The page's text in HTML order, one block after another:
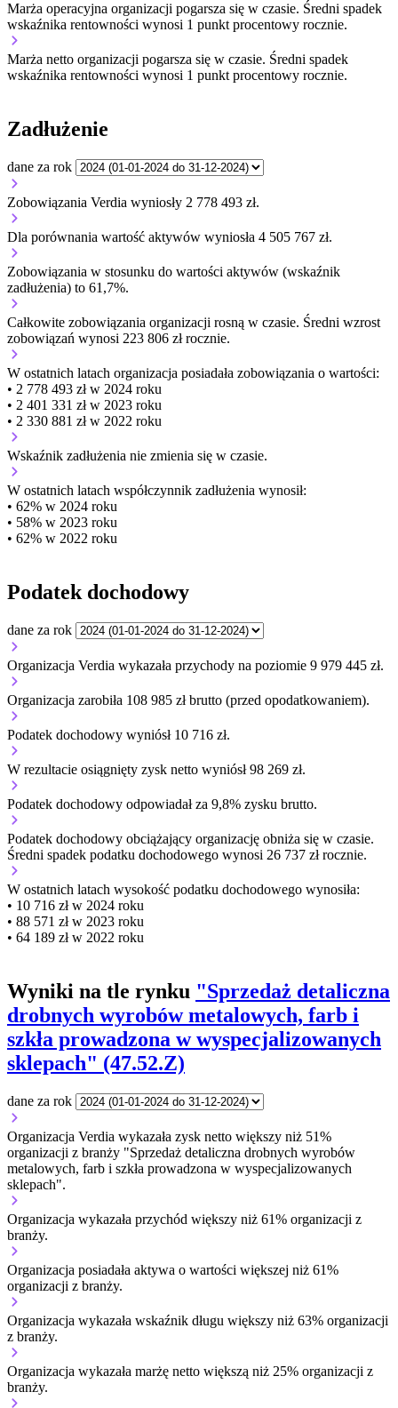
Marża operacyjna organizacji pogarsza się w czasie. Średni spadek
wskaźnika rentowności wynosi 1 punkt procentowy rocznie.
Marża netto organizacji pogarsza się w czasie. Średni spadek
wskaźnika rentowności wynosi 1 punkt procentowy rocznie.
Zadłużenie
dane za rok
Zobowiązania Verdia wyniosły 2 778 493 zł.
Dla porównania wartość aktywów wyniosła 4 505 767 zł.
Zobowiązania w stosunku do wartości aktywów (wskaźnik
zadłużenia) to 61,7%.
Całkowite zobowiązania organizacji rosną w czasie. Średni wzrost
zobowiązań wynosi 223 806 zł rocznie.
W ostatnich latach organizacja posiadała zobowiązania o wartości:
• 2 778 493 zł w 2024 roku
• 2 401 331 zł w 2023 roku
• 2 330 881 zł w 2022 roku
Wskaźnik zadłużenia nie zmienia się w czasie.
W ostatnich latach współczynnik zadłużenia wynosił:
• 62% w 2024 roku
• 58% w 2023 roku
• 62% w 2022 roku
Podatek dochodowy
dane za rok
Organizacja Verdia wykazała przychody na poziomie 9 979 445 zł.
Organizacja zarobiła 108 985 zł brutto (przed opodatkowaniem).
Podatek dochodowy wyniósł 10 716 zł.
W rezultacie osiągnięty zysk netto wyniósł 98 269 zł.
Podatek dochodowy odpowiadał za 9,8% zysku brutto.
Podatek dochodowy obciążający organizację obniża się w czasie.
Średni spadek podatku dochodowego wynosi 26 737 zł rocznie.
W ostatnich latach wysokość podatku dochodowego wynosiła:
• 10 716 zł w 2024 roku
• 88 571 zł w 2023 roku
• 64 189 zł w 2022 roku
Wyniki na tle rynku "Sprzedaż detaliczna
drobnych wyrobów metalowych, farb i
szkła prowadzona w wyspecjalizowanych
sklepach" (47.52.Z)
dane za rok
Organizacja Verdia wykazała zysk netto większy niż 51%
organizacji z branży "Sprzedaż detaliczna drobnych wyrobów
metalowych, farb i szkła prowadzona w wyspecjalizowanych
sklepach".
Organizacja wykazała przychód większy niż 61% organizacji z
branży.
Organizacja posiadała aktywa o wartości większej niż 61%
organizacji z branży.
Organizacja wykazała wskaźnik długu większy niż 63% organizacji
z branży.
Organizacja wykazała marżę netto większą niż 25% organizacji z
branży.